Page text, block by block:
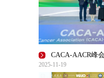
2025-11-19